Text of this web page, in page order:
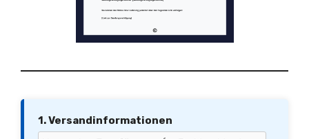
1. Versandinformationen